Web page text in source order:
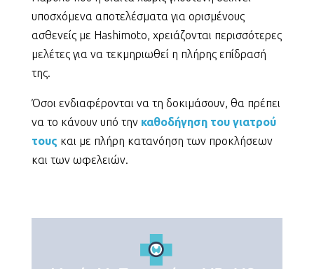
υποσχόμενα αποτελέσματα για ορισμένους
ασθενείς με Hashimoto, χρειάζονται περισσότερες
μελέτες για να τεκμηριωθεί η πλήρης επίδρασή
της.
Όσοι ενδιαφέρονται να τη δοκιμάσουν, θα πρέπει
να το κάνουν υπό την καθοδήγηση του γιατρού
τους και με πλήρη κατανόηση των προκλήσεων
και των ωφελειών.